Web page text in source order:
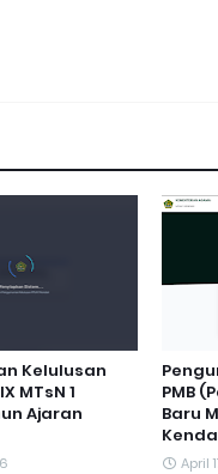
Kelulusan
MTsN 1
Ajaran
PMB
Baru
April